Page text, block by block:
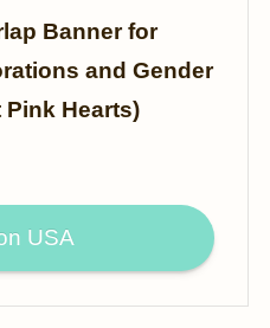
Banner for
and Gender
Pink Hearts)
USA